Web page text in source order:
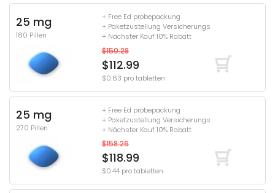
25 mg
180 Pillen
+ Free Ed probepackung
+ Paketzustellung Versicherungs
+ Nächster Kauf 10% Rabatt
$150.28
$112.99
$0.63 pro tabletten
25 mg
270 Pillen
+ Free Ed probepackung
+ Paketzustellung Versicherungs
+ Nächster Kauf 10% Rabatt
$158.26
$118.99
$0.44 pro tabletten